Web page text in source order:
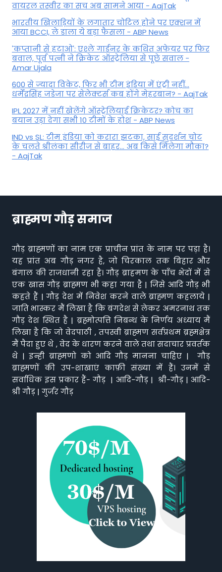
वायरल तस्वीर का सच अब सामने आया - AajTak
भारतीय खिलाड़ियों के लगातार चोटिल होने पर एक्शन में
आया BCCI, ले डाला ये बड़ा फैसला - ABP News
'कप्तानी से हटाओ': एश्ले गार्डनर के कथित अफेयर पर फिर
बवाल, पूर्व पत्नी ने क्रिकेट ऑस्ट्रेलिया से पूछे सवाल -
Amar Ujala
600 से ज्यादा विकेट, फिर भी टीम इंडिया में एंट्री नहीं...
धर्मेंद्रसिंह जडेजा पर सेलेक्टर्स कब होंगे मेहरबान? - AajTak
IPL 2027 में नहीं खेलेंगे ऑस्ट्रेलियाई क्रिकेटर? कोच का
बयान उड़ा देगा सभी 10 टीमों के होश - ABP News
IND vs SL: टीम इंड‍िया को करारा झटका, साई सुदर्शन चोट
के चलते श्रीलंका सीरीज से बाहर... अब किसे म‍िलेगा मौका?
- AajTak
ब्राह्मण गौड़ समाज
गौड़ ब्राह्मणों का नाम एक प्राचीन प्रांत के नाम पर पड़ा है।
यह प्रांत अब गौड़ नगर है, जो चिरकाल तक बिहार और
बंगाल की राजधानी रहा है। गौड़ ब्राहमण के पाँच भेदों में से
एक खास गौड़ ब्राह्मण भी कहा गया है | जिसे आदि गौड़ भी
कहते हैं | गौड़ देश में निवेश करने वाले ब्राह्मण कहलाये |
जाति भास्कर मैं लिखा है कि बंगदेश से लेकर अमरनाथ तक
गौड़ देश स्थित है | ब्रह्मोत्पत्ति निबन्ध के निर्णय अध्याय मैं
लिखा है कि जो वेदपाठी , तपस्वी ब्राह्मण सर्वप्रथम ब्रह्मक्षेत्र
मैं पैदा हुए थे , वेद के धारण करने वाले तथा सदाचार प्रवर्तक
थे | इन्ही ब्राह्मणो को आदि गौड़ मानना चाहिए | गौड़
ब्राह्मणों की उप-शाखाएं काफ़ी संख्या में हैं। उनमें से
सर्वाधिक इस प्रकार हैं- गौड़ | आदि-गौड़ | श्री-गौड़ | आदि-
श्री गौड़ | गुर्जर गौड़